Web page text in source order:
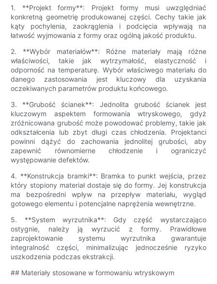
1. **Projekt formy**: Projekt formy musi uwzględniać
konkretną geometrię produkowanej części. Cechy takie jak
kąty pochylenia, zaokrąglenia i podcięcia wpływają na
łatwość wyjmowania z formy oraz ogólną jakość produktu.
2. **Wybór materiałów**: Różne materiały mają różne
właściwości, takie jak wytrzymałość, elastyczność i
odporność na temperaturę. Wybór właściwego materiału do
danego zastosowania jest kluczowy dla uzyskania
oczekiwanych parametrów produktu końcowego.
3. **Grubość ścianek**: Jednolita grubość ścianek jest
kluczowym aspektem formowania wtryskowego, gdyż
zróżnicowana grubość może powodować problemy, takie jak
odkształcenia lub zbyt długi czas chłodzenia. Projektanci
powinni dążyć do zachowania jednolitej grubości, aby
zapewnić równomierne chłodzenie i ograniczyć
występowanie defektów.
4. **Konstrukcja bramki**: Bramka to punkt wejścia, przez
który stopiony materiał dostaje się do formy. Jej konstrukcja
ma bezpośredni wpływ na przepływ materiału, wygląd
gotowego elementu i potencjalne naprężenia wewnętrzne.
5. **System wyrzutnika**: Gdy część wystarczająco
ostygnie, należy ją wyrzucić z formy. Prawidłowe
zaprojektowanie systemu wyrzutnika gwarantuje
integralność części, minimalizując jednocześnie ryzyko
uszkodzenia podczas ekstrakcji.
## Materiały stosowane w formowaniu wtryskowym